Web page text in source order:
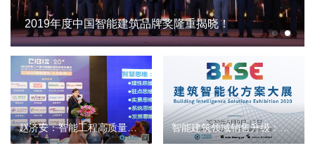
2019年度中国智能建筑品牌奖隆重揭晓！
赵济安：智能工程高质量提升持续的若干明示和探讨 智能建筑领域销售升级：从卖产品到卖方案